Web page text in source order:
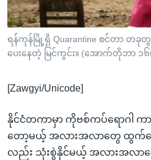
သို့
ကျော်
ကြည့်
ရန်
ရန်
သို့
ကျော်
ရန်
ဗွီအိုအေ လူမှုကွန်ယက်များ
ရန်ကုန်မြို့ရှိ Quarantine စင်တာ တခုတွ
ပေးနေတဲ့ မြင်ကွင်း။ (အောက်တိုဘာ ၁၆
[Zawgyi/Unicode]
နိုင်ငံတကာမှာ ကိုဗစ်ကပ်ရောဂါ
တော့မယ့် အလားအလာတွေ ထွက်ပေါ်
လည်း သုံးစွဲနိုင်မယ့် အလားအလာ